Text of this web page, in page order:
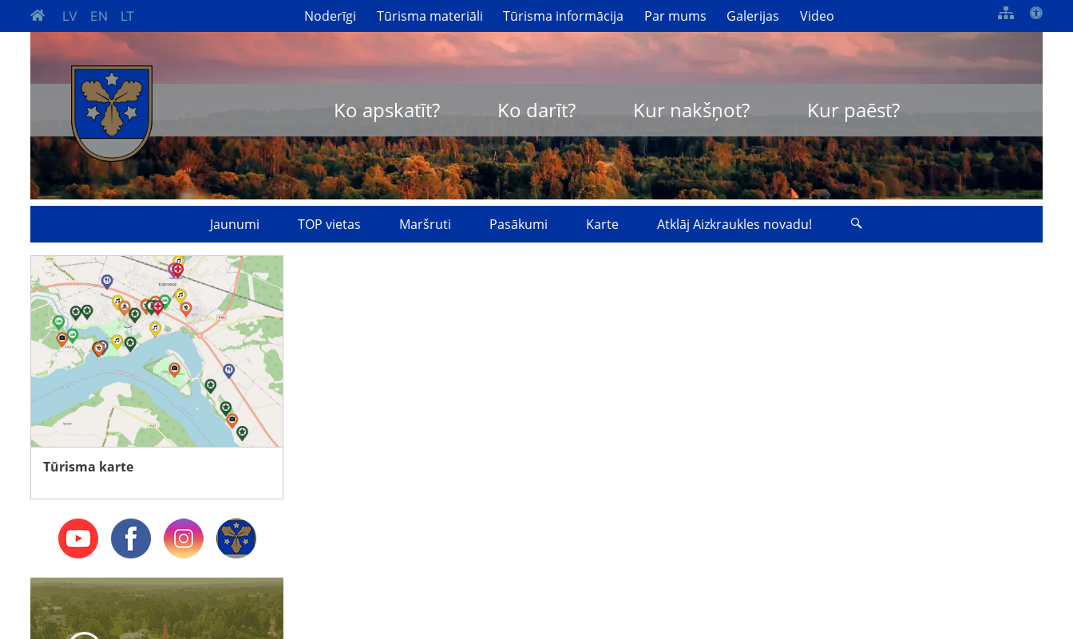
LV EN LT Noderīgi Tūrisma materiāli Tūrisma informācija Par mums Galerijas Video
Ko apskatīt? Ko darīt? Kur nakšņot? Kur paēst?
Jaunumi TOP vietas Maršruti Pasākumi Karte Atklāj Aizkraukles novadu!
Tūrisma karte